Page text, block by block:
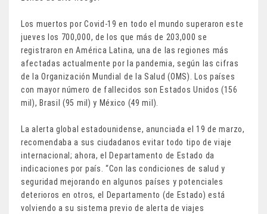
Los muertos por Covid-19 en todo el mundo superaron este
jueves los 700,000, de los que más de 203,000 se
registraron en América Latina, una de las regiones más
afectadas actualmente por la pandemia, según las cifras
de la Organización Mundial de la Salud (OMS). Los países
con mayor número de fallecidos son Estados Unidos (156
mil), Brasil (95 mil) y México (49 mil).
La alerta global estadounidense, anunciada el 19 de marzo,
recomendaba a sus ciudadanos evitar todo tipo de viaje
internacional; ahora, el Departamento de Estado da
indicaciones por país. “Con las condiciones de salud y
seguridad mejorando en algunos países y potenciales
deterioros en otros, el Departamento (de Estado) está
volviendo a su sistema previo de alerta de viajes